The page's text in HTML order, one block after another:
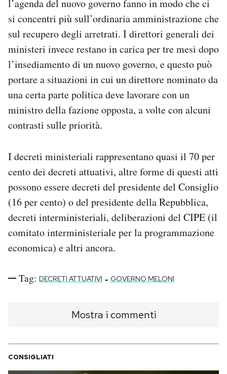
l’agenda del nuovo governo fanno in modo che ci
si concentri più sull’ordinaria amministrazione che
sul recupero degli arretrati. I direttori generali dei
ministeri invece restano in carica per tre mesi dopo
l’insediamento di un nuovo governo, e questo può
portare a situazioni in cui un direttore nominato da
una certa parte politica deve lavorare con un
ministro della fazione opposta, a volte con alcuni
contrasti sulle priorità.
I decreti ministeriali rappresentano quasi il 70 per
cento dei decreti attuativi, altre forme di questi atti
possono essere decreti del presidente del Consiglio
(16 per cento) o del presidente della Repubblica,
decreti interministeriali, deliberazioni del CIPE (il
comitato interministeriale per la programmazione
economica) e altri ancora.
Tag: DECRETI ATTUATIVI - GOVERNO MELONI
Mostra i commenti
CONSIGLIATI